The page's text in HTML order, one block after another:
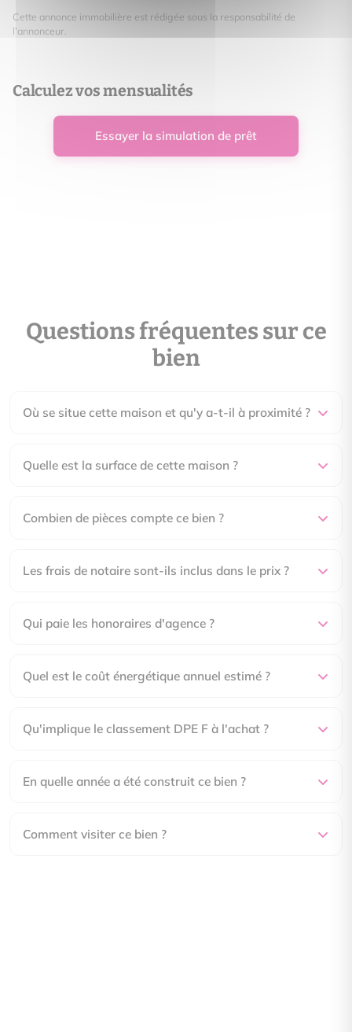
Cette annonce immobilière est rédigée sous la responsabilité de
l’annonceur.
Calculez vos mensualités
Essayer la simulation de prêt
Questions fréquentes sur ce
bien
Où se situe cette maison et qu'y a-t-il à proximité ?
Quelle est la surface de cette maison ?
Combien de pièces compte ce bien ?
Les frais de notaire sont-ils inclus dans le prix ?
Qui paie les honoraires d'agence ?
Quel est le coût énergétique annuel estimé ?
Qu'implique le classement DPE F à l'achat ?
En quelle année a été construit ce bien ?
Comment visiter ce bien ?